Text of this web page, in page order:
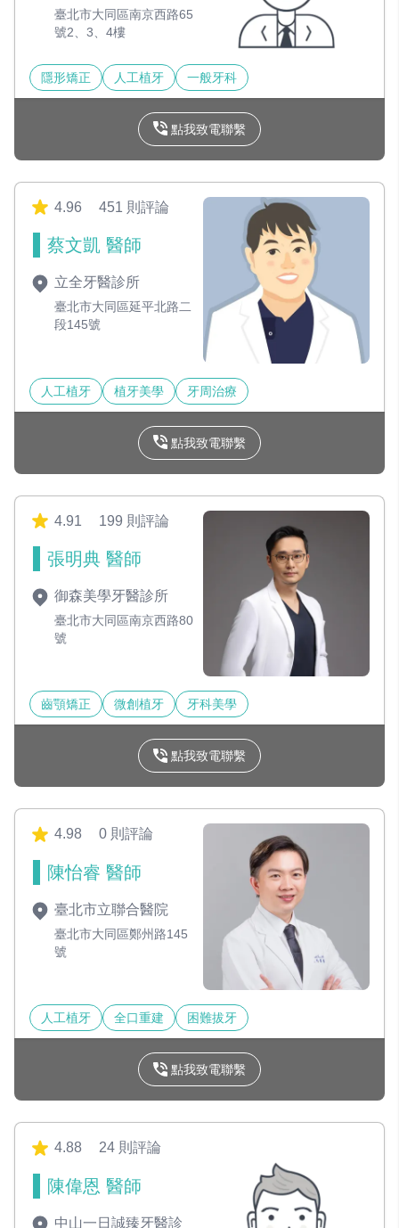
臺北市大同區南京西路65
號2、3、4樓
隱形矯正 人工植牙 一般牙科
點我致電聯繫
4.96 451 則評論
蔡文凱 醫師
立全牙醫診所
臺北市大同區延平北路二
段145號
人工植牙 植牙美學 牙周治療
點我致電聯繫
4.91 199 則評論
張明典 醫師
御森美學牙醫診所
臺北市大同區南京西路80
號
齒顎矯正 微創植牙 牙科美學
點我致電聯繫
4.98 0 則評論
陳怡睿 醫師
臺北市立聯合醫院
臺北市大同區鄭州路145
號
人工植牙 全口重建 困難拔牙
點我致電聯繫
4.88 24 則評論
陳偉恩 醫師
中山一日誠臻牙醫診